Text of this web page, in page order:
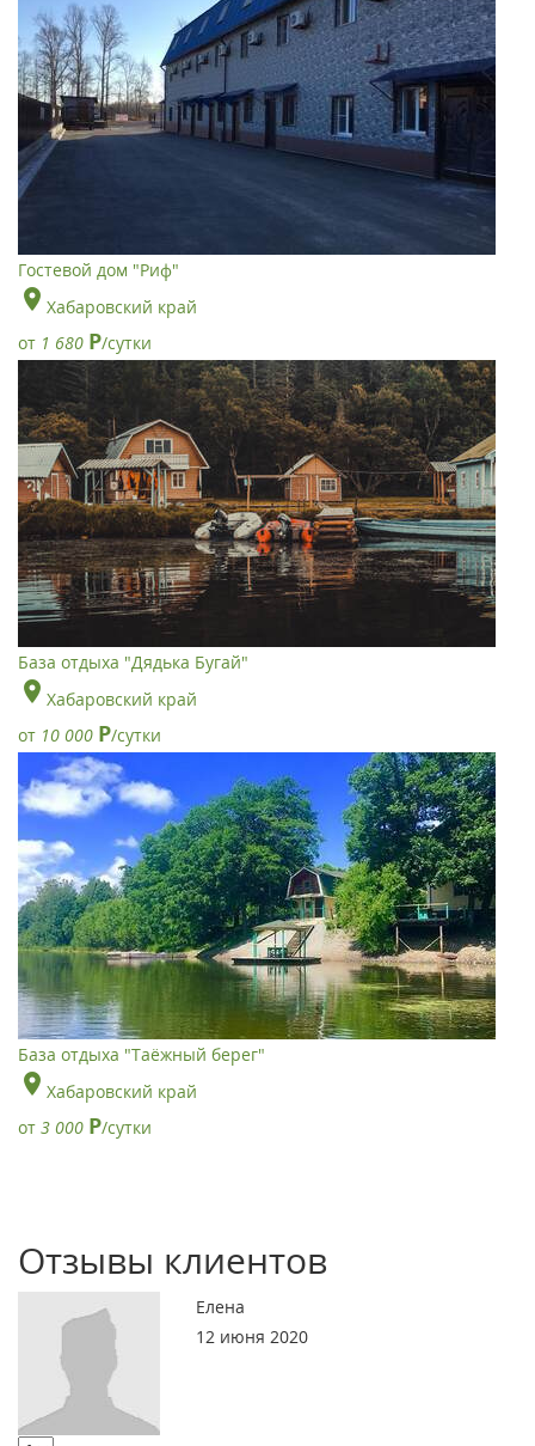
Гостевой дом "Риф"
Хабаровский край
от 1 680 Р/сутки
База отдыха "Дядька Бугай"
Хабаровский край
от 10 000 Р/сутки
База отдыха "Таёжный берег"
Хабаровский край
от 3 000 Р/сутки
Отзывы клиентов
Елена
12 июня 2020